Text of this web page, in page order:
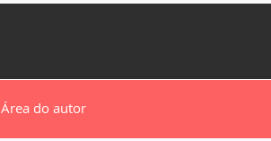
Área do autor